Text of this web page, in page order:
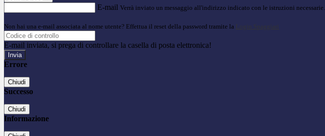
E-mail Verrà inviato un messaggio all'indirizzo indicato con le istruzioni necessarie.
Non hai una e-mail associata al nome utente? Effettua il reset della password tramite la Login Spaggiari
E-mail inviata, si prega di controllare la casella di posta elettronica!
Errore
Chiudi
Successo
Chiudi
Informazione